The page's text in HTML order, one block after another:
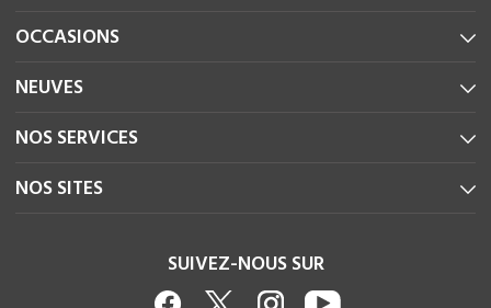
OCCASIONS
NEUVES
NOS SERVICES
NOS SITES
SUIVEZ-NOUS SUR